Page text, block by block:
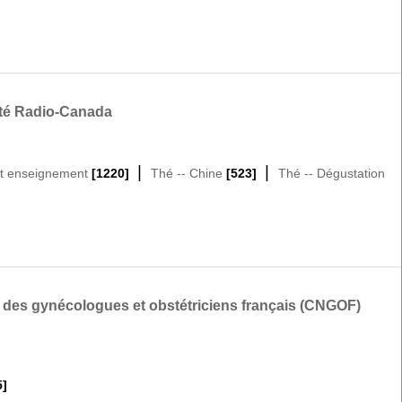
Radio-Canada
enseignement [1220] | Thé -- Chine [523] | Thé -- Dégustation
gynécologues et obstétriciens français (CNGOF)